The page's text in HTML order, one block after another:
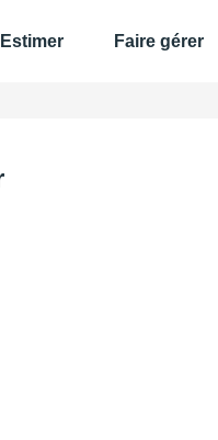
Estimer Faire gérer